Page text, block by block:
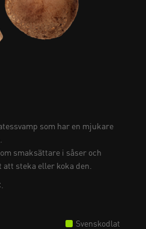
som har en mjukare
smaksättare i såser och
steka eller koka den.
Svenskodlat